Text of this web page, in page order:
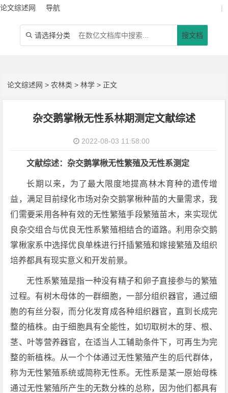
论文综述网 导航 |
 请选择分类 搜文档
论文综述网 >农林类 >林学 > 正文
杂交鹅掌楸无性系林期测定文献综述
2022-08-03 11:58:00
文献综述：杂交鹅掌楸无性繁殖及无性系测定
长期以来，为了最大限度地提高林木育种的遗传增
益，满足目前绿化市场对杂交鹅掌楸种苗的大量需求，我
们需要采用各种有效的无性繁殖手段繁殖苗木，来实现优
良杂交组合与优良无性系繁殖相结合的道路。利用杂交鹅
掌楸家系中选择优良单株进行扦插繁殖和嫁接繁殖及组织
培养都具有现实意义和开发前景。
无性系繁殖是指一种没有精子和卵子直接参与的繁殖
过程。有树木母体的一群细胞，一部分组织器官，通过细
胞的有丝分裂，而分化发育成各种组织器官，直到长成完
整的植株。由于细胞具有全能性，如切取树木的芽、根、
茎、叶等营养器官，在适当人工辅助条件下，可再生为完
整的新植株。从一个个体通过无性繁殖产生的后代群体，
称为无性繁殖系统或简称无性系。无性系是某一原始母株
通过无性繁殖所产生的无数分株的总称，因为他们都具有